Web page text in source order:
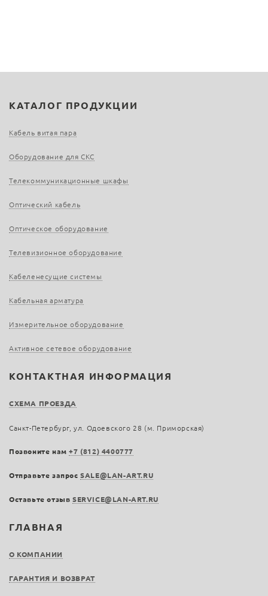
ГЛАВНАЯ
О КОМПАНИИ
ГАРАНТИЯ И ВОЗВРАТ
КАТАЛОГ ПРОДУКЦИИ
Кабель витая пара
Оборудование для СКС
Телекоммуникационные шкафы
Оптический кабель
Оптическое оборудование
Телевизионное оборудование
Кабеленесущие системы
Кабельная арматура
Измерительное оборудование
Активное сетевое оборудование
КОНТАКТНАЯ ИНФОРМАЦИЯ
СХЕМА ПРОЕЗДА
Санкт-Петербург, ул. Одоевского 28 (м. Приморская)
Позвоните нам+7 (812) 4400777
Отправьте запросSALE@LAN-ART.RU
Оставьте отзыв SERVICE@LAN-ART.RU